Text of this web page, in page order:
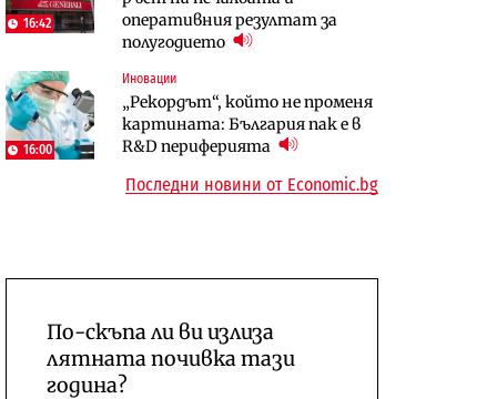
16:42
оперативния резултат за
полугодието
16:00
Иновации
„Рекордът“, който не променя
картината: България пак е в
R&D периферията
център в Доброславци
Трафикът толкова е намалял,
че големи медии обмислят да се
откажат напълно от Google
10:12
„Ендуросат“ ще строи огромен
космически и отбранителен
център в Доброславци
Последни новини от Economic.bg
По-скъпа ли ви излиза
лятната почивка тази
година?